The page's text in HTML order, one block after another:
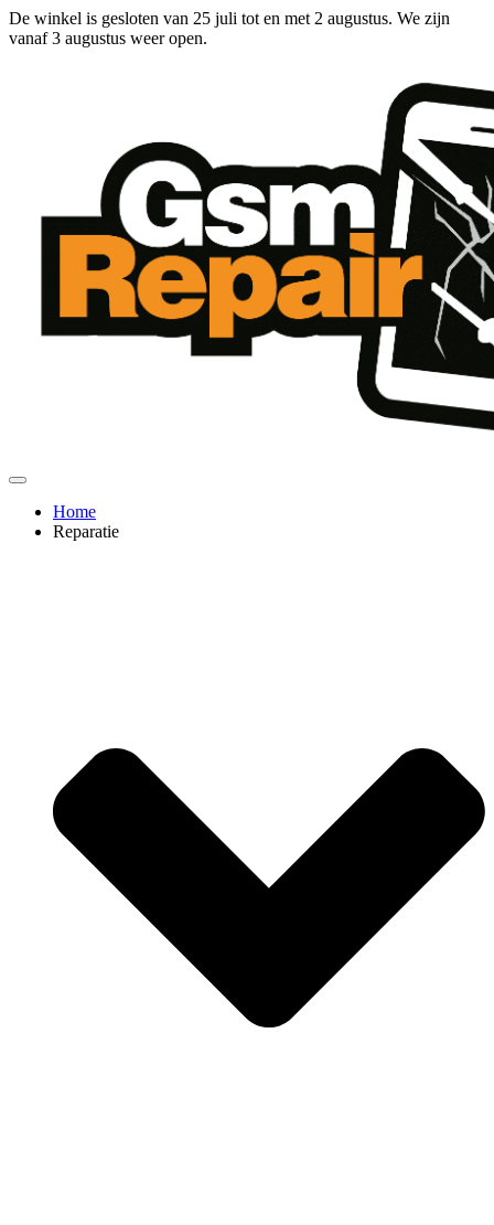
Ga
naar
De winkel is gesloten van 25 juli tot en met 2 augustus. We zijn
vanaf 3 augustus weer open.
Home
Reparatie